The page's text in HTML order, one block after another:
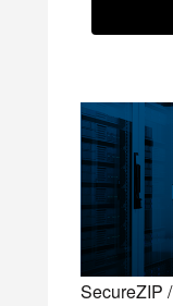
SecureZIP /